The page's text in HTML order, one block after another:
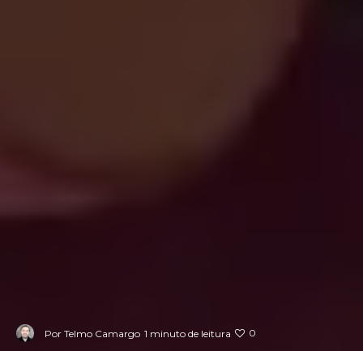
Por Telmo Camargo 1 minuto de leitura 0